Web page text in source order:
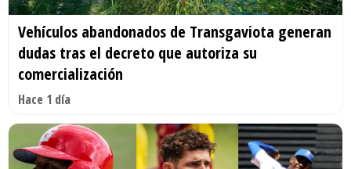
Vehículos abandonados de Transgaviota generan
dudas tras el decreto que autoriza su
comercialización
Hace 1 día